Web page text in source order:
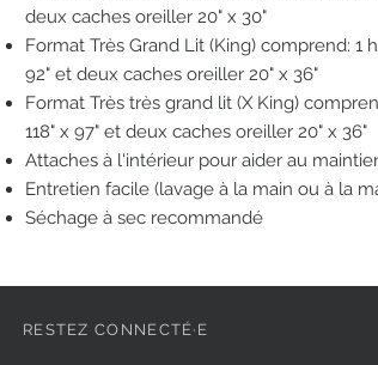
deux caches oreiller 20" x 30"
Format Très Grand Lit (King) comprend: 1
92" et deux caches oreiller 20" x 36"
Format Très très grand lit (X King)
118" x 97" et deux caches oreiller 20" x 36"
Attaches à l'intérieur pour aider au
Entretien facile (lavage à la main ou à la
Séchage à sec recommandé
RESTEZ CONNECTÉ·E